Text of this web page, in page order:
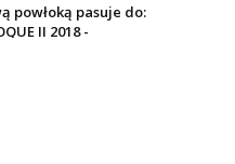
powłoką pasuje do:
II 2018 -